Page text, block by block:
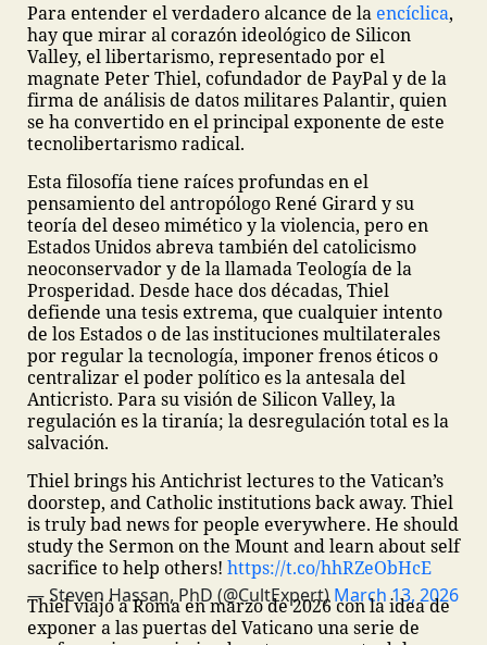
Para entender el verdadero alcance de la encíclica,
hay que mirar al corazón ideológico de Silicon
Valley, el libertarismo, representado por el
magnate Peter Thiel, cofundador de PayPal y de la
firma de análisis de datos militares Palantir, quien
se ha convertido en el principal exponente de este
tecnolibertarismo radical.
Esta filosofía tiene raíces profundas en el
pensamiento del antropólogo René Girard y su
teoría del deseo mimético y la violencia, pero en
Estados Unidos abreva también del catolicismo
neoconservador y de la llamada Teología de la
Prosperidad. Desde hace dos décadas, Thiel
defiende una tesis extrema, que cualquier intento
de los Estados o de las instituciones multilaterales
por regular la tecnología, imponer frenos éticos o
centralizar el poder político es la antesala del
Anticristo. Para su visión de Silicon Valley, la
regulación es la tiranía; la desregulación total es la
salvación.
Thiel brings his Antichrist lectures to the Vatican’s
doorstep, and Catholic institutions back away. Thiel
is truly bad news for people everywhere. He should
study the Sermon on the Mount and learn about self
sacrifice to help others! https://t.co/hhRZeObHcE
— Steven Hassan, PhD (@CultExpert)March 13, 2026
Thiel viajó a Roma en marzo de 2026 con la idea de
exponer a las puertas del Vaticano una serie de